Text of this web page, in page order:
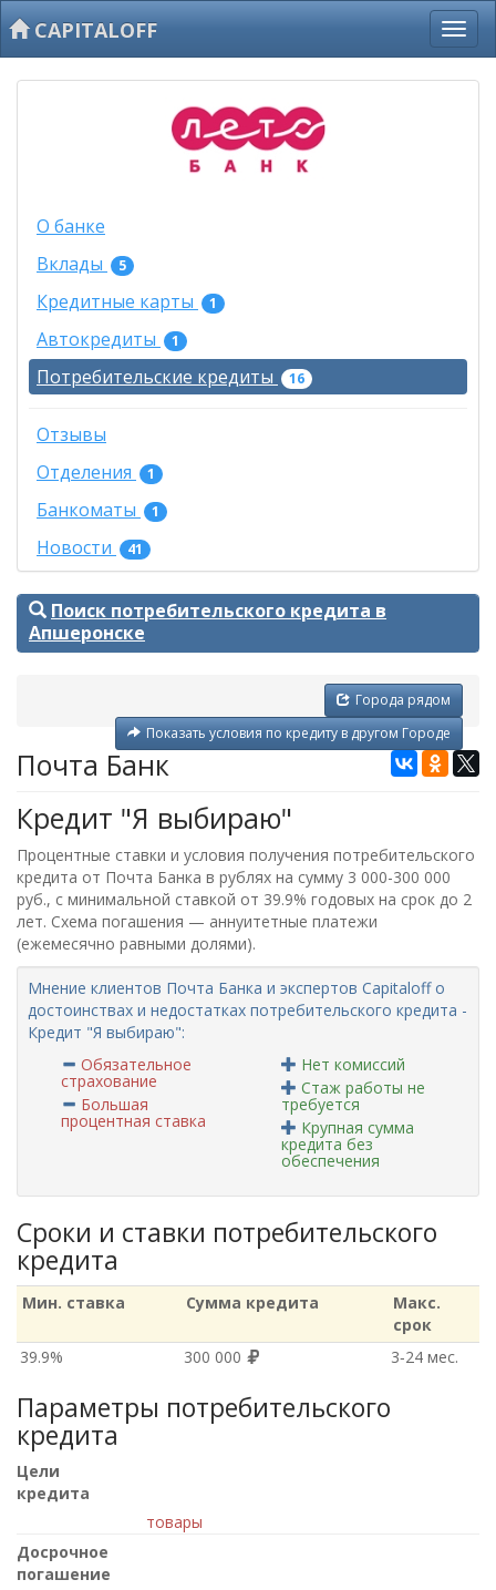
CAPITALOFF
О банке
Вклады
5
Кредитные карты 1
Автокредиты 1
Потребительские кредиты 16
Отзывы
Отделения
1
Банкоматы 1
Новости 41
Поиск потребительского кредита в
Апшеронске
Города рядом
Показать условия по кредиту в другом Городе
Почта Банк
Кредит "Я выбираю"
Процентные ставки и условия получения потребительского
кредита от Почта Банка в рублях на сумму 3 000-300 000
руб., с минимальной ставкой от 39.9% годовых на срок до 2
лет. Схема погашения — аннуитетные платежи
(ежемесячно равными долями).
Мнение клиентов Почта Банка и экспертов Capitaloff о
достоинствах и недостатках потребительского кредита -
Кредит "Я выбираю":
Обязательное
страхование
Большая
процентная ставка
Нет комиссий
Стаж работы не
требуется
Крупная сумма
кредита без
обеспечения
Сроки и ставки потребительского
кредита
Мин. ставка Сумма кредита
Макс.
срок
39.9%
300 000 3‑24 мес.
Параметры потребительского
кредита
Цели
кредита
товары
Досрочное
погашение